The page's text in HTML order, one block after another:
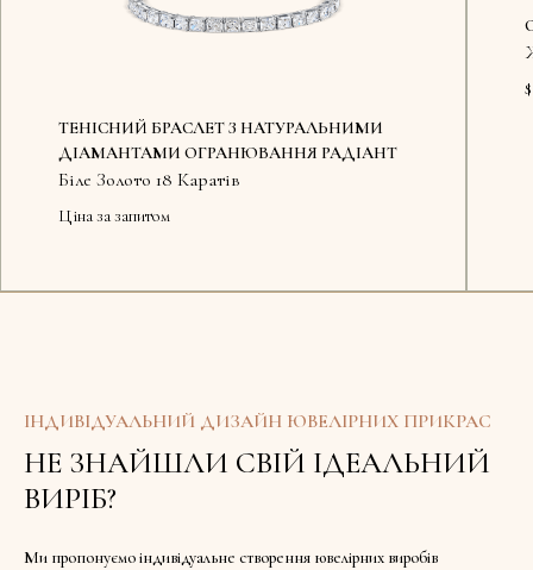
ТЕНІСНИЙ БРАСЛЕТ З НАТУРАЛЬНИМИ
ДІАМАНТАМИ ОГРАНЮВАННЯ РАДІАНТ
Біле Золото 18 Каратів
Ціна за запитом
ІНДИВІДУАЛЬНИЙ ДИЗАЙН ЮВЕЛІРНИХ ПРИКРАС
НЕ ЗНАЙШЛИ СВІЙ ІДЕАЛЬНИЙ
ВИРІБ?
Ми пропонуємо індивідуальне створення ювелірних виробів